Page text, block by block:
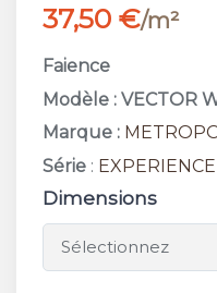
37,50 €/m²
Faience
Modèle : VECTOR
Marque :
Série : EXPERIENCE
Dimensions